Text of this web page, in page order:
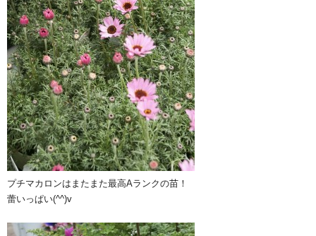
プチマカロンはまたまた最高Aランクの苗！
蕾いっぱい(^^)v